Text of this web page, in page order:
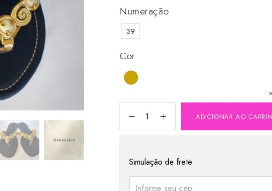
Numeração
39
Cor
ADICIONAR AO
Simulação de frete